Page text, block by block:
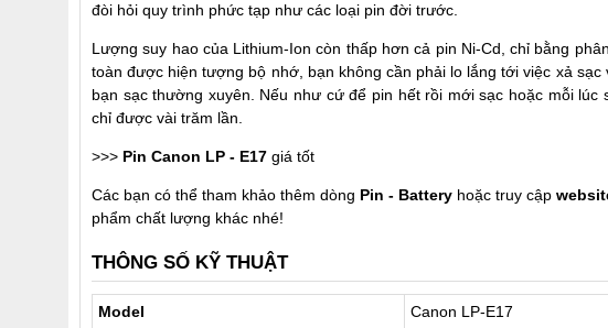
đòi hỏi quy trình phức tạp như các loại pin đời trước.
Lượng suy hao của Lithium-Ion còn thấp hơn cả pin Ni-Cd, chỉ bằng
toàn được hiện tượng bộ nhớ, bạn không cần phải lo lắng tới việc xả
bạn sạc thường xuyên. Nếu như cứ để pin hết rồi mới sạc hoặc mỗi lúc
chỉ được vài trăm lần.
>>> Pin Canon LP - E17 giá tốt
Các bạn có thể tham khảo thêm dòng Pin - Battery hoặc truy cập
phẩm chất lượng khác nhé!
THÔNG SỐ KỸ THUẬT
Model
Canon LP-E17